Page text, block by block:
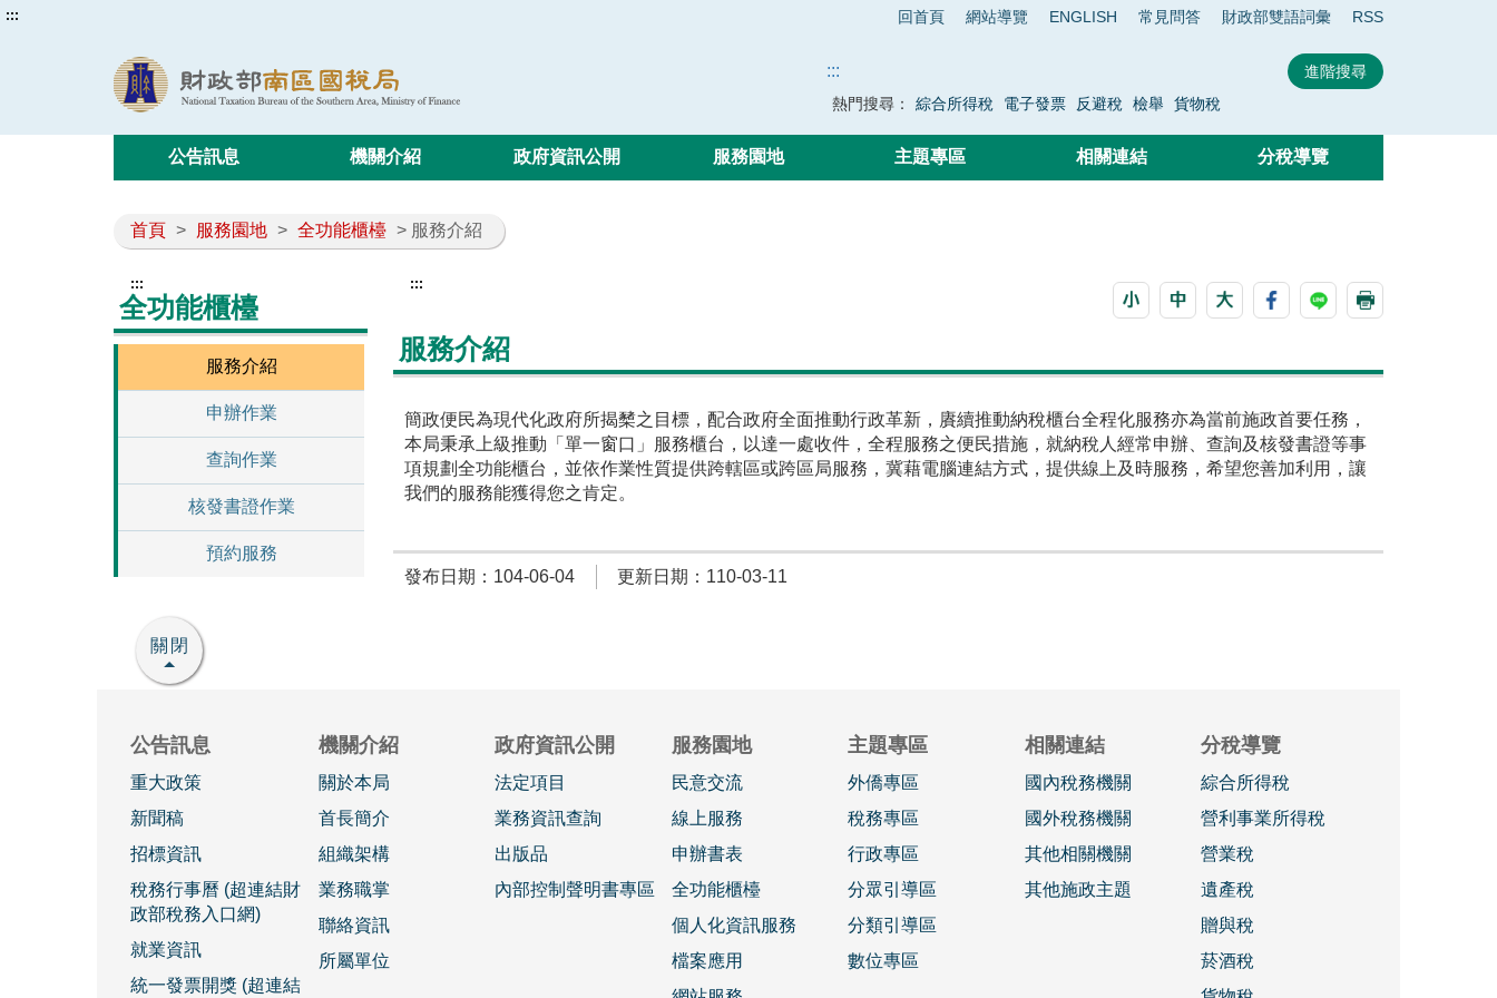
::: 回首頁 網站導覽 ENGLISH 常見問答 財政部雙語詞彙 RSS
:::
熱門搜尋： 綜合所得稅 電子發票 反避稅 檢舉 貨物稅
公告訊息 機關介紹 政府資訊公開 服務園地 主題專區 相關連結 分稅導覽
首頁 > 服務園地 > 全功能櫃檯 > 服務介紹
:::
全功能櫃檯
服務介紹
申辦作業
查詢作業
核發書證作業
預約服務
:::
服務介紹
簡政便民為現代化政府所揭櫫之目標，配合政府全面推動行政革新，賡續推動納稅櫃台全程化服務亦為當前施政首要任務，
本局秉承上級推動「單一窗口」服務櫃台，以達一處收件，全程服務之便民措施，就納稅人經常申辦、查詢及核發書證等事
項規劃全功能櫃台，並依作業性質提供跨轄區或跨區局服務，冀藉電腦連結方式，提供線上及時服務，希望您善加利用，讓
我們的服務能獲得您之肯定。
發布日期：104-06-04 更新日期：110-03-11
關閉
公告訊息
重大政策
新聞稿
招標資訊
稅務行事曆 (超連結財
政部稅務入口網)
就業資訊
統一發票開獎 (超連結
機關介紹
關於本局
首長簡介
組織架構
業務職掌
聯絡資訊
所屬單位
政府資訊公開
法定項目
業務資訊查詢
出版品
內部控制聲明書專區
服務園地
民意交流
線上服務
申辦書表
全功能櫃檯
個人化資訊服務
檔案應用
主題專區
外僑專區
稅務專區
行政專區
分眾引導區
分類引導區
數位專區
相關連結
國內稅務機關
國外稅務機關
其他相關機關
其他施政主題
分稅導覽
綜合所得稅
營利事業所得稅
營業稅
遺產稅
贈與稅
菸酒稅